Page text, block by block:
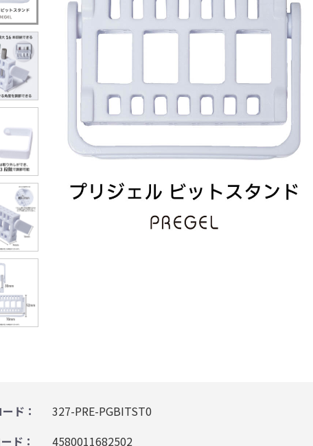
ド：
327-PRE-PGBITST0
ド：
4580011682502